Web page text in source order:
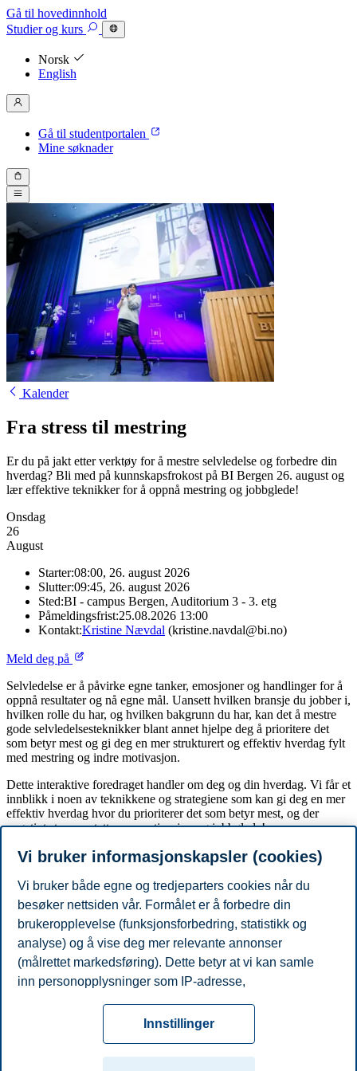
Gå til hovedinnhold
Studierog kurs
Norsk
English
Gå til studentportalen
Mine søknader
Kalender
Fra stress til mestring
Er du på jakt etter verktøy for å mestre selvledelse og forbedre din
hverdag? Bli med på kunnskapsfrokost på BI Bergen 26. august og
lær effektive teknikker for å oppnå mestring og jobbglede!
Onsdag
26
August
Starter:08:00, 26. august 2026
Slutter:09:45, 26. august 2026
Sted:BI - campus Bergen, Auditorium 3 - 3. etg
Påmeldingsfrist:25.08.2026 13:00
Kontakt:Kristine Nævdal (kristine.navdal@bi.no)
Meld deg på
Selvledelse er å påvirke egne tanker, emosjoner og handlinger for å
oppnå resultater og nå egne mål. Uansett hvilken bransje du jobber i,
hvilken rolle du har, og hvilken bakgrunn du har, kan det å mestre
gode selvledelsesteknikker blant annet hjelpe deg å prioritere det
som betyr mest og gi deg en mer strukturert og effektiv hverdag fylt
med mestring og indre motivasjon.
Dette interaktive foredraget handler om deg og din hverdag. Vi får et
innblikk i noen av teknikkene og strategiene som kan gi deg en mer
effektiv hverdag hvor du prioriterer det som betyr mest, og der
negativt stress erstattes av motivasjon og jobbglede!
Foreleser og foredragsholder Elin Akre Trønnes er brennende
engasjert i hva som får folk til å oppleve mestring, utvikle seg og
prestere på sitt beste. I sine kurs og workshops hjelper hun studenter
og arbeidstakere med å nå sine mål og være på sitt beste. Som
høyskolelektor ved Institutt for ledelse og organisasjon på BI, har
hun utbredt erfaring med å formidle fagstoff på en inspirerende og
tankevekkende måte.
Del artikkelen:
Tilgjengelighetserklæring
Kontakt oss
Vi bruker informasjonskapsler (cookies)
Vi bruker både egne og tredjeparters cookies når du
besøker nettsiden vår. Formålet er å forbedre din
brukeropplevelse (funksjonsforbedring, statistikk og
analyse) og å vise deg mer relevante annonser
(målrettet markedsføring). Dette betyr at vi kan samle
inn personopplysninger som IP-adresse,
cookies som er nødvendige for at nettsiden skal
fungere, kan du enten godta alle eller tilpasse ditt
samtykke ved å endre innstillinger.
Innstillinger